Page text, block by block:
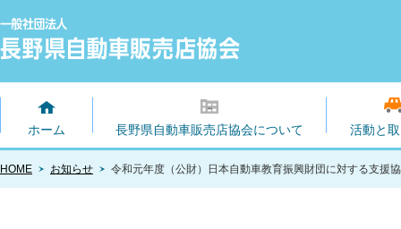
ホーム 長野県自動車販売店協会について 活動と
HOME お知らせ 令和元年度（公財）日本自動車教育振興財団に対する支援